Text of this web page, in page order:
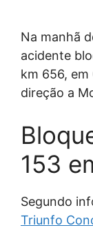
Na manhã
acidente
km 656,
direção a
153
Segundo
Triunfo